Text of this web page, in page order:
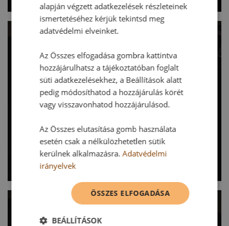
alapján végzett adatkezelések részleteinek
ismertetéséhez kérjük tekintsd meg
adatvédelmi elveinket.
Az Összes elfogadása gombra kattintva
hozzájárulhatsz a tájékoztatóban foglalt
süti adatkezelésekhez, a Beállítások alatt
pedig módosíthatod a hozzájárulás körét
vagy visszavonhatod hozzájárulásod.
Az Összes elutasítása gomb használata
esetén csak a nélkülözhetetlen sütik
kerülnek alkalmazásra.Adatvédelmi
irányelvek
ÖSSZES ELFOGADÁSA
BEÁLLÍTÁSOK